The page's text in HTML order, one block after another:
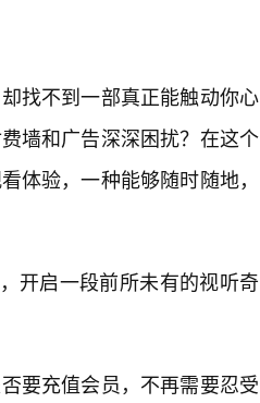
找不到一部真正能触动你心
墙和广告深深困扰？在这个
体验，一种能够随时随地，
开启一段前所未有的视听奇
要充值会员，不再需要忍受